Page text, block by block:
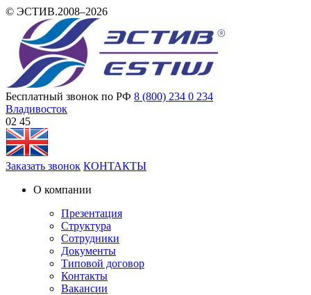
© ЭСТИВ.2008–2026
Бесплатный звонок по РФ 8 (800) 234 0 234
Владивосток
02 45
Заказать звонок КОНТАКТЫ
О компании
Презентация
Структура
Сотрудники
Документы
Типовой договор
Контакты
Вакансии